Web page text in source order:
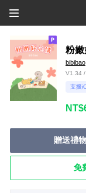
粉
bibibao
V1.34 /
支援
贈送禮物
免